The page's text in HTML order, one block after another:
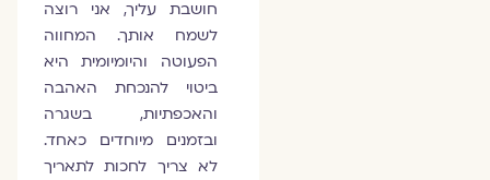
חושבת עליך, אני רוצה
לשמח אותך. המחווה
הפעוטה והיומיומית היא
ביטוי להנכחת האהבה
והאכפתיות, בשגרה
ובזמנים מיוחדים כאחד.
לא צריך לחכות לתאריך